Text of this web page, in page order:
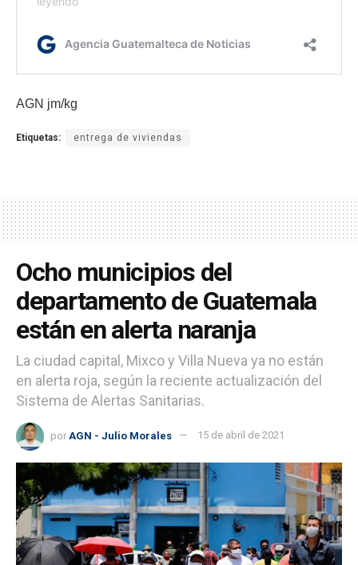
AGN jm/kg
Etiquetas: entrega de viviendas
Ocho municipios del
departamento de Guatemala
están en alerta naranja
La ciudad capital, Mixco y Villa Nueva ya no están
en alerta roja, según la reciente actualización del
Sistema de Alertas Sanitarias.
por AGN - Julio Morales 15 de abril de 2021